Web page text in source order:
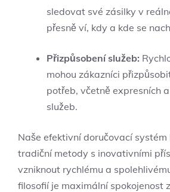
sledovat své zásilky v
přesně ví, kdy a kde se
Přizpůsobení služeb:
mohou zákazníci
potřeb, včetně expresních
služeb.
Naše efektivní doručovací systém
tradiční metody s inovativními
vzniknout rychlému a
filosofií je maximální spokojenost